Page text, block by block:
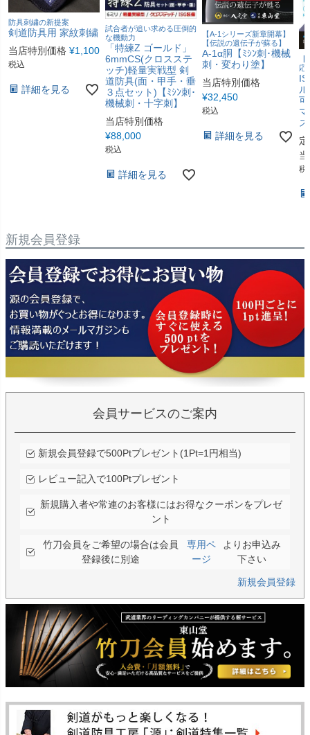
防具刺繍の新提案
剣道防具用 家紋刺繍
当店特別価格 ¥1,100
税込
詳細を見る
試合者が追い求める圧倒的
な機動力
「特練Z ゴールド」
6mmCS(クロスステ
ッチ)軽量実戦型 剣
道防具(面・甲手・垂
３点セット)【ﾐｼﾝ刺･
機械刺・十字刺】
当店特別価格
¥88,000
税込
詳細を見る
【A-1シリーズ新章開幕】
【伝説の遺伝子が蘇る】
A-1α胴【ﾐｼﾝ刺･機械
刺・変わり塗】
当店特別価格
¥32,450
税込
詳細を見る
応
税
新規会員登録
会員サービスのご案内
新規会員登録で500Ptプレゼント(1Pt=1円相当)
レビュー記入で100Ptプレゼント
新規購入者や常連のお客様にはお得なクーポンをプレゼ
ント
竹刀会員をご希望の場合は会員
登録後に別途
専用ペ
ージ
よりお申込み
下さい
新規会員登録